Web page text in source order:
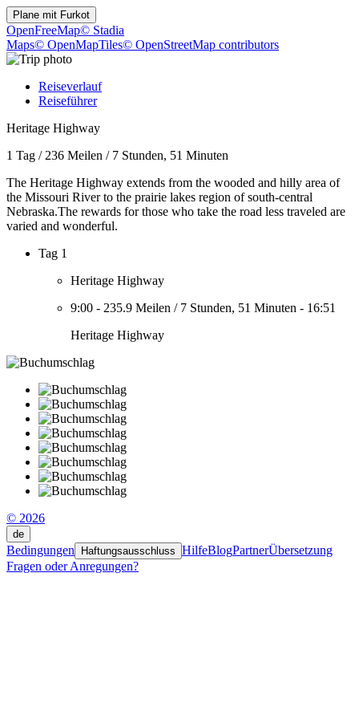
Plane mit Furkot
OpenFreeMap© Stadia
Maps© OpenMapTiles© OpenStreetMap contributors
Reiseverlauf
Reiseführer
Heritage Highway
1 Tag / 236 Meilen / 7 Stunden, 51 Minuten
The Heritage Highway extends from the wooded and hilly area of
the Missouri River to the prairie lakes region of south-central
Nebraska.The rewards for those who take the road less traveled are
varied and wonderful.
Tag 1
Heritage Highway
9:00 - 235.9 Meilen / 7 Stunden, 51 Minuten - 16:51
Heritage Highway
© 2026
de
Bedingungen Haftungsausschluss HilfeBlogPartnerÜbersetzung
Fragen oder Anregungen?